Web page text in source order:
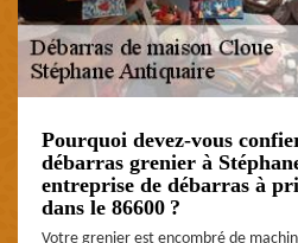
Pourquoi devez-vous
débarras grenier à
entreprise de débarras à
dans le 86600 ?
Votre grenier est encombré de